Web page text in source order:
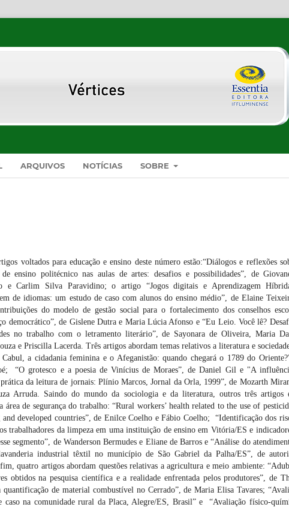
ARQUIVOS NOTÍCIAS SOBRE
voltados para educação e ensino deste número estão:“Diálogos e reflexões
de ensino politécnico nas aulas de artes: desafios e possibilidades”, de
e Carlim Silva Paravidino; o artigo “Jogos digitais e Aprendizagem
de idiomas: um estudo de caso com alunos do ensino médio”, de Elaine
do modelo de gestão social para o fortalecimento dos conselhos
democrático”, de Gislene Dutra e Maria Lúcia Afonso e “Eu Leio. Você lê?
no trabalho com o letramento literário”, de Sayonara de Oliveira, Maria
e Priscilla Lacerda. Três artigos abordam temas relativos a literatura e
a cidadania feminina e o Afeganistão: quando chegará o 1789 do
“O grotesco e a poesia de Vinícius de Moraes”, de Daniel Gil e "A
da leitura de jornais: Plínio Marcos, Jornal da Orla, 1999”, de Mozarth
Arruda. Saindo do mundo da sociologia e da literatura, outros três artigos
área de segurança do trabalho: “Rural workers’ health related to the use of
and developed countries”, de Enilce Coelho e Fábio Coelho; “Identificação dos
trabalhadores da limpeza em uma instituição de ensino em Vitória/ES e
segmento”, de Wanderson Bermudes e Eliane de Barros e “Análise do
industrial têxtil no município de São Gabriel da Palha/ES”, de
quatro artigos abordam questões relativas a agricultura e meio ambiente:
obtidos na pesquisa científica e a realidade enfrentada pelos produtores”, de
de material combustível no Cerrado”, de Maria Elisa Tavares;
caso na comunidade rural da Placa, Alegre/ES, Brasil” e “Avaliação físico-